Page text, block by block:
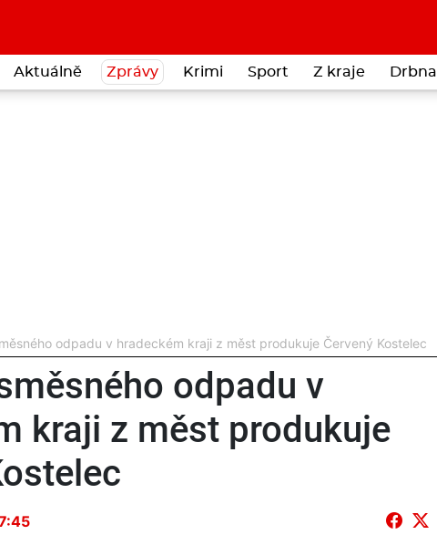
Aktuálně Zprávy Krimi Sport Z kraje Drbna
odpadu v hradeckém kraji z měst produkuje Červený Kostelec
odpadu v
kraji z měst produkuje